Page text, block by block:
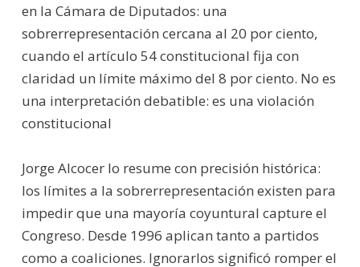
en la Cámara de Diputados: una
sobrerrepresentación cercana al 20 por ciento,
cuando el artículo 54 constitucional fija con
claridad un límite máximo del 8 por ciento. No es
una interpretación debatible: es una violación
constitucional
Jorge Alcocer lo resume con precisión histórica:
los límites a la sobrerrepresentación existen para
impedir que una mayoría coyuntural capture el
Congreso. Desde 1996 aplican tanto a partidos
como a coaliciones. Ignorarlos significó romper el